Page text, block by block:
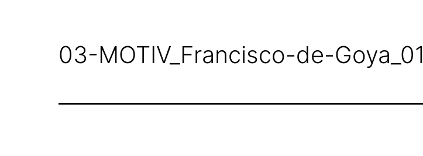
03-MOTIV_Francisco-de-Goya_01